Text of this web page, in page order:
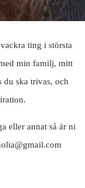
ting i största
min familj, mitt
du ska trivas, och
eller annat så är ni